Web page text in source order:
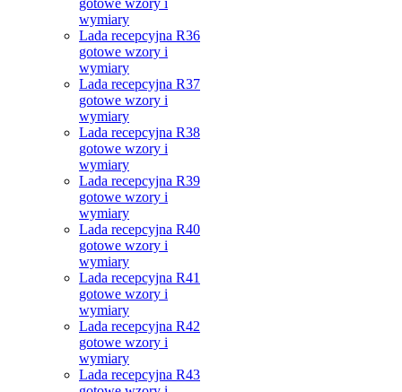
gotowe wzory i
wymiary
Lada recepcyjna R36
gotowe wzory i
wymiary
Lada recepcyjna R37
gotowe wzory i
wymiary
Lada recepcyjna R38
gotowe wzory i
wymiary
Lada recepcyjna R39
gotowe wzory i
wymiary
Lada recepcyjna R40
gotowe wzory i
wymiary
Lada recepcyjna R41
gotowe wzory i
wymiary
Lada recepcyjna R42
gotowe wzory i
wymiary
Lada recepcyjna R43